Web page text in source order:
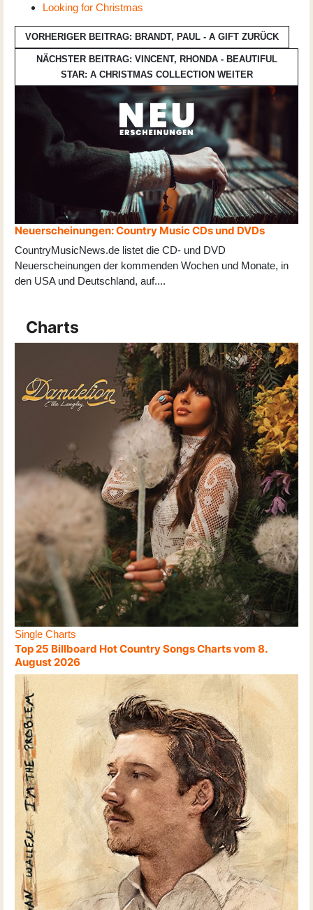
Looking for Christmas
VORHERIGER BEITRAG: BRANDT, PAUL - A GIFT ZURÜCK
NÄCHSTER BEITRAG: VINCENT, RHONDA - BEAUTIFUL
STAR: A CHRISTMAS COLLECTION WEITER
Neuerscheinungen: Country Music CDs und DVDs
CountryMusicNews.de listet die CD- und DVD
Neuerscheinungen der kommenden Wochen und Monate, in
den USA und Deutschland, auf....
Charts
Single Charts
Top 25 Billboard Hot Country Songs Charts vom 8.
August 2026